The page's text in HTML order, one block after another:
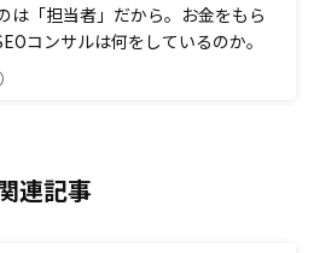
は「担当者」だから。お金をもら
コンサルは何をしているのか。
連記事